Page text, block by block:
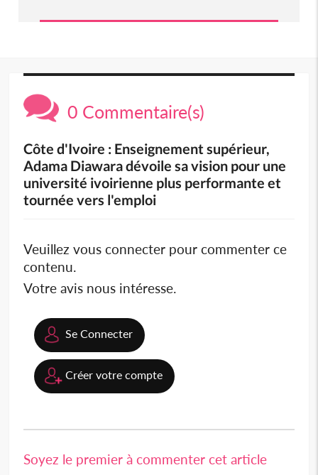
0 Commentaire(s)
Côte d'Ivoire : Enseignement supérieur,
Adama Diawara dévoile sa vision pour une
université ivoirienne plus performante et
tournée vers l'emploi
Veuillez vous connecter pour commenter ce
contenu.
Votre avis nous intéresse.
Se Connecter
Créer votre compte
Soyez le premier à commenter cet article